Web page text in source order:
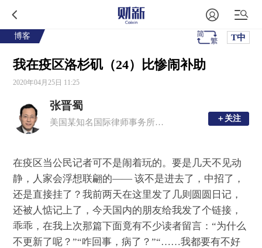
博客 T中
我在疫区洛杉矶（24）比惨闹补助
2020年04月25日 11:25
张晋蜀
美国某知名国际律师事务所资深合伙人 ＋关注
＋关注
在疫区当公民记者可不是闹着玩的。要是几天不见动
静，人家会浮想联翩的—— 该不是进去了，中招了，
还是直接挂了？我前两天在这里发了几则圆圆日记，
还被人惦记上了，今天国内的朋友给我发了个链接，
乖乖，在我上次那篇下面竟有不少读者留言：“为什么
不更新了呢？”“咋回事，病了？”“……我都要有不好